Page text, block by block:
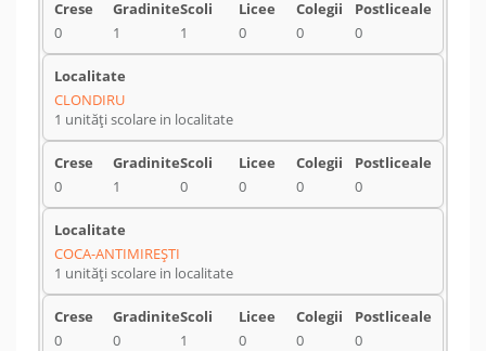
0 1 1 0 0 0
CLONDIRU
1 unități scolare in localitate
0 1 0 0 0 0
COCA-ANTIMIREŞTI
1 unități scolare in localitate
0 0 1 0 0 0